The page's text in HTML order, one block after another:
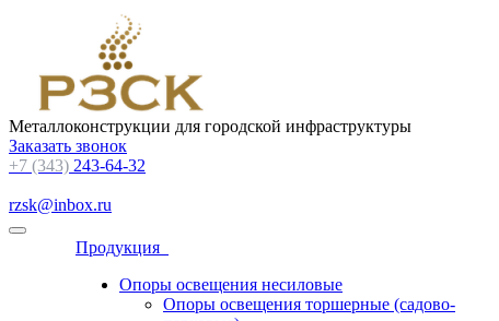
Металлоконструкции для городской инфраструктуры
Заказать звонок
+7 (343) 243-64-32
rzsk@inbox.ru
Продукция
Опоры освещения несиловые
Опоры освещения торшерные (садово-